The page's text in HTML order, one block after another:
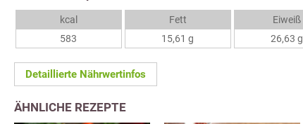
kcal
583
Fett
15,61 g
Eiweiß
26,63 g
Detaillierte Nährwertinfos
ÄHNLICHE REZEPTE